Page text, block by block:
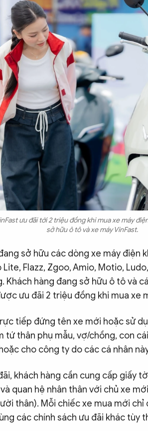
ưu đãi tới 2 triệu đồng khi mua xe máy
sở hữu ô tô và xe máy VinFast.
sở hữu các dòng xe máy điện
Lite, Flazz, Zgoo, Amio, Motio,
Khách hàng đang sở hữu ô tô và
ưu đãi 2 triệu đồng khi mua xe
tiếp đứng tên xe mới hoặc sử
tứ thân phụ mẫu, vợ/chồng, con
cho công ty do các cá nhân
khách hàng cần cung cấp giấy
quan hệ nhân thân với chủ xe
thân). Mỗi chiếc xe mua mới
các chính sách ưu đãi khác tùy